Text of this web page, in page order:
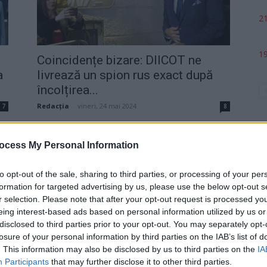
My Personal Information
opt-out of the sale, sharing to third parties, or processing of your
for targeted advertising by us, please use the below opt-out
selection. Please note that after your opt-out request is processed
interest-based ads based on personal information utilized by us
to third parties prior to your opt-out. You may separately
of your personal information by third parties on the IAB’s list of
This information may also be disclosed by us to third parties on the
Participants that may further disclose it to other third parties.
7
Coincidențe bizare: DIICOT ne
livrează un spion rus exact după
încolțirea...
Redacţia vineri, 24 mai 2024 8
Balamuc la „suveraniști”: ex-PSD-
istul Ilan Laufer se rupe de AUR și-